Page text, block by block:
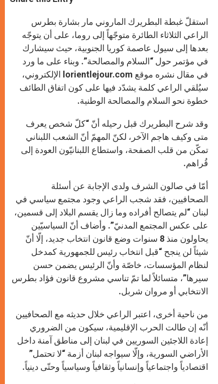
s e
g
e
r
b
o
k
r
استقلّ غبطة البطريرك الماروني مار بشارة بطرس
الراعي الثلاثاء الطائرة متوجّهاً إلى روما، على أن يتوجّه
بعدها إلى سيول عاصمة كوريا الجنوبية، حيث سيشارك
في مؤتمر حول “السلام والمصالحة”. وبناء على ما ورد
في مقال نشره موقع lorientlejour.com الإلكتروني،
سيُلقي الراعي كلمة يشدّد فيها على كون اتفاق الطائف
خطوة نحو السلام والمصالحة الوطنية.
وقد شرح البطريرك قبل رحيله أنّ “كلّ شخص يعرف
متى وكيف هاجم الآخر، لكنّ المهمّ أنّ الشعب اللبناني
تمكّن من قلب الصفحة، واستطاع اللبنانيّون العودة إلى
قُراهم.
أمّا في صالون الشرف ولدى الإجابة عن أسئلة
الصحافيين، فقد شجب الراعي وجود مجتمع سياسي في
لبنان “لم يتصالح أفراده وما زال يقسم البلاد إلى قسمين،
على عكس المجتمع المدنيّ”. وأضاف أنّ السياسيّين
يحاولون منذ 8 سنوات وضع قانون انتخاب جديد، إلّا أنّ
شيئاً لن ينجح “قبل انتخاب رئيس للجمهورية كمدخل
لنظام المؤسسات، خاصّة وأنّ الرئيس يضمن حسن
سيرها”، متسائلاً لما تمّ تناسي مشروع قانون فؤاد بطرس
الانتخابي أو مروان شربل.
من ناحية أخرى، اعتبر الراعي خلال حديثه مع الصحافيين
أنّه إن طالت الحرب الإقليمية، سيكون من الضروري
إعادة اللاجئين السوريين في لبنان إلى مناطق آمنة داخل
الأراضي السورية، وإلّا سيواجه لبنان أزمة “لا تحتمل”
اقتصادياً واجتماعياً وإنسانياً وثقافياً وسياسياً وحتّى دينياً.